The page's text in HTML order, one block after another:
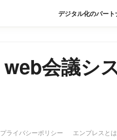
デジタル化のパート
web会議シ
プライバシーポリシー エンプレスとは